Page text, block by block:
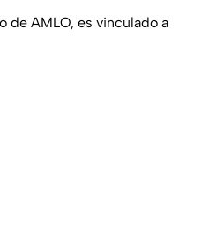
de AMLO, es vinculado a